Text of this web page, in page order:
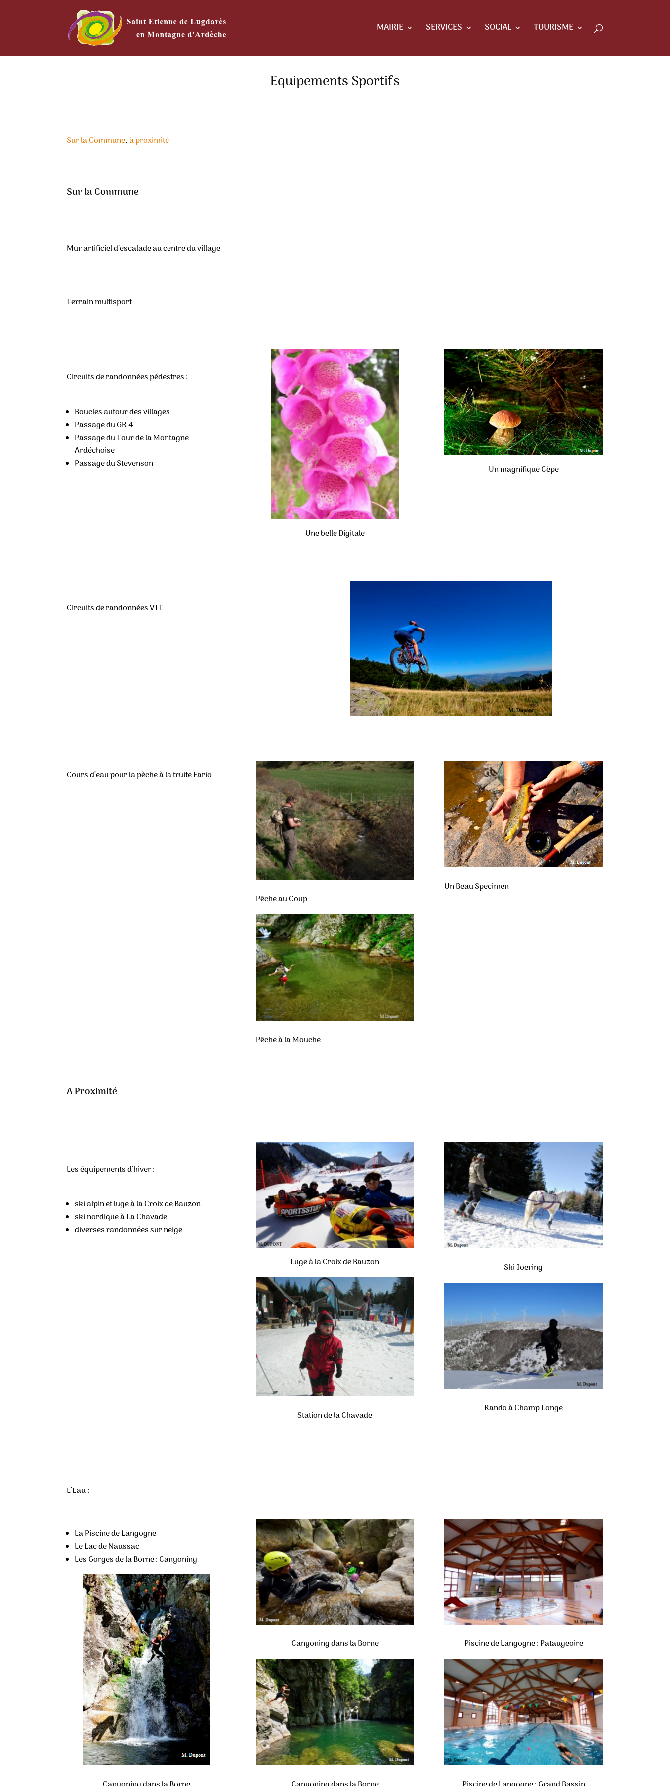
MAIRIE SERVICES SOCIAL TOURISME
Equipements Sportifs
Sur la Commune,à proximité
Sur la Commune
Mur artificiel d’escalade au centre du village
Terrain multisport
Circuits de randonnées pédestres :
Boucles autour des villages
Passage du GR 4
Passage du Tour de la Montagne
Ardéchoise
Passage du Stevenson
Une belle Digitale
Un magnifique Cèpe
Circuits de randonnées VTT
Cours d’eau pour la pèche à la truite Fario
Pêche au Coup
Pêche à la Mouche
Un Beau Specimen
A Proximité
Les équipements d’hiver :
ski alpin et luge à la Croix de Bauzon
ski nordique à La Chavade
diverses randonnées sur neige
Luge à la Croix de Bauzon
Station de la Chavade
Ski Joering
Rando à Champ Longe
L’Eau :
La Piscine de Langogne
Le Lac de Naussac
Les Gorges de la Borne : Canyoning
Canyoning dans la Borne Piscine de Langogne : Pataugeoire